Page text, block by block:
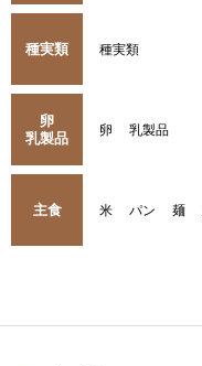
種実類 種実類
卵
乳製品
卵 乳製品
主食 米 パン 麺